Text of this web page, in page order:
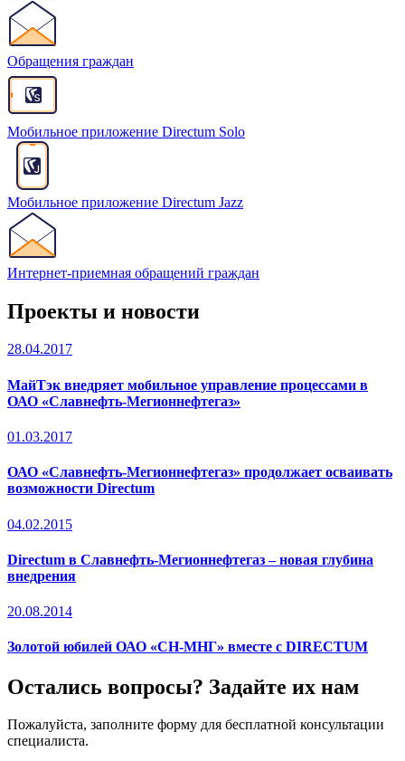
Обращения граждан
Мобильное приложение Directum Solo
Мобильное приложение Directum Jazz
Интернет-приемная обращений граждан
Проекты и новости
28.04.2017
МайТэк внедряет мобильное управление процессами в
ОАО «Славнефть-Мегионнефтегаз»
01.03.2017
ОАО «Славнефть-Мегионнефтегаз» продолжает осваивать
возможности Directum
04.02.2015
Directum в Славнефть-Мегионнефтегаз – новая глубина
внедрения
20.08.2014
Золотой юбилей ОАО «СН-МНГ» вместе с DIRECTUM
Остались вопросы? Задайте их нам
Пожалуйста, заполните форму для бесплатной консультации
специалиста.